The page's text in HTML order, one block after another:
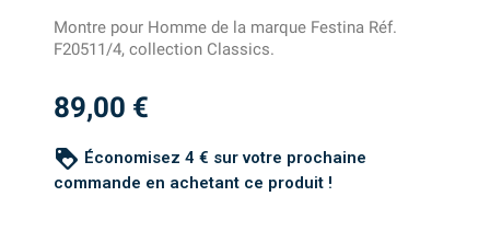
Montre pour Homme de la marque Festina Réf.
F20511/4, collection Classics.
89,00 €
loyalty Économisez 4 € sur votre prochaine
commande en achetant ce produit !